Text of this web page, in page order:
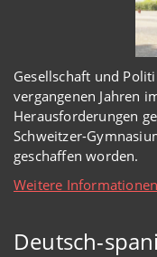
Gesellschaft und
vergangenen Jahren
Herausforderungen
Schweitzer-
geschaffen worden.
Weitere Informationen
Deutsch-